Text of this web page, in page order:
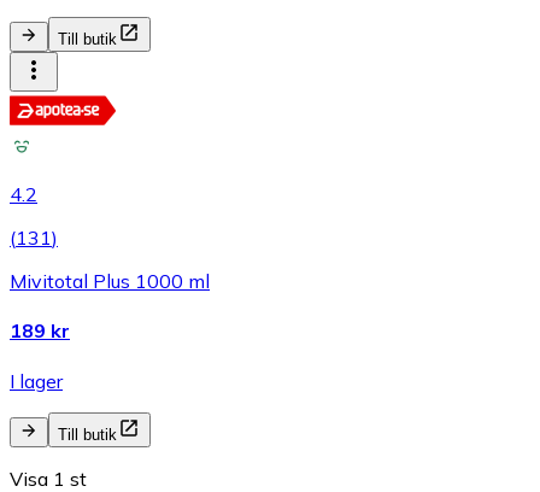
Till butik
4.2
(131)
Mivitotal Plus 1000 ml
189 kr
I lager
Till butik
Visa 1 st